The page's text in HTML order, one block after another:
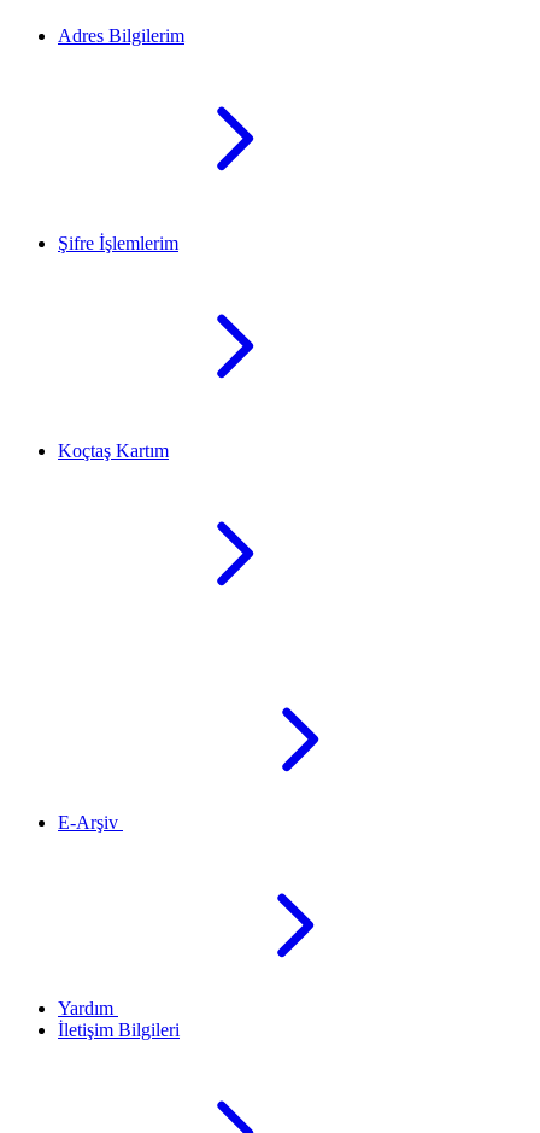
Adres Bilgilerim
Şifre İşlemlerim
Koçtaş Kartım
E-Arşiv
Yardım
İletişim Bilgileri